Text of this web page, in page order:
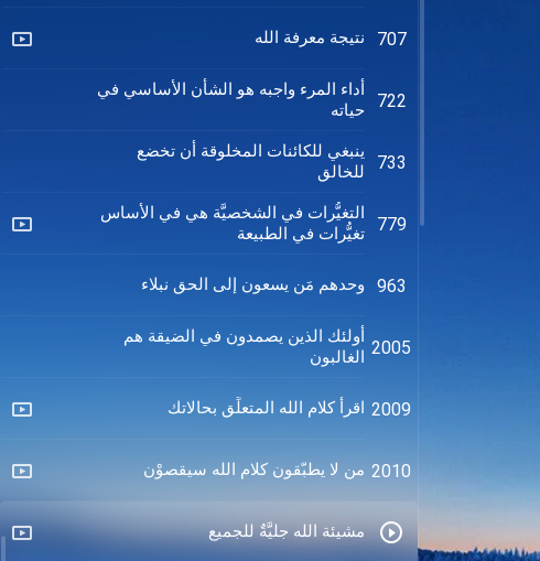
707 نتيجة معرفة الله
722
أداء المرء واجبه هو الشأن الأساسي في
حياته
733
ينبغي للكائنات المخلوقة أن تخضع
للخالق
779
التغيُّرات في الشخصيَّة هي في الأساس
تغيُّرات في الطبيعة
963 وحدهم مَن يسعون إلى الحق نبلاء
2005
أولئك الذين يصمدون في الضيقة هم
الغالبون
2009 اقرأ كلام الله المتعلِّق بحالاتك
2010 من لا يطبّقون كلام الله سيقصوْن
مشيئة الله جليَّةٌ للجميع